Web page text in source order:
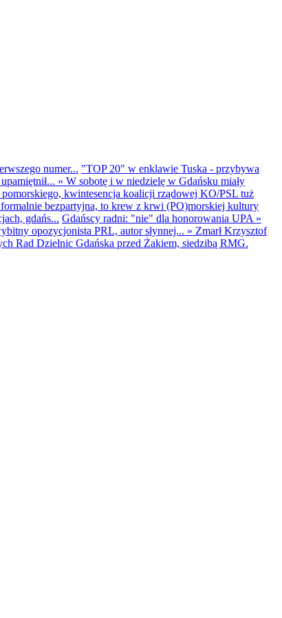
numer... "TOP 20" w enklawie Tuska - przybywa
» W sobotę i w niedzielę w Gdańsku miały
kwintesencja koalicji rządowej KO/PSL tuż
bezpartyjna, to krew z krwi (PO)morskiej kultury
gdańs... Gdańscy radni: "nie" dla honorowania UPA »
opozycjonista PRL, autor słynnej... » Zmarł Krzysztof
Rad Dzielnic Gdańska przed Żakiem, siedzibą RMG.